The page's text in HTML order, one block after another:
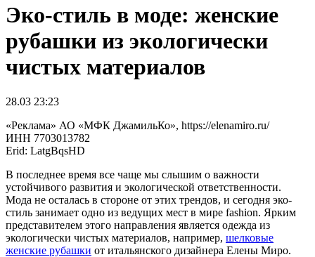
Эко-стиль в моде: женские
рубашки из экологически
чистых материалов
28.03 23:23
«Реклама» АО «МФК ДжамильКо», https://elenamiro.ru/
ИНН 7703013782
Erid: LatgBqsHD
В последнее время все чаще мы слышим о важности
устойчивого развития и экологической ответственности.
Мода не осталась в стороне от этих трендов, и сегодня эко-
стиль занимает одно из ведущих мест в мире fashion. Ярким
представителем этого направления является одежда из
экологически чистых материалов, например, шелковые
женские рубашки от итальянского дизайнера Елены Миро.